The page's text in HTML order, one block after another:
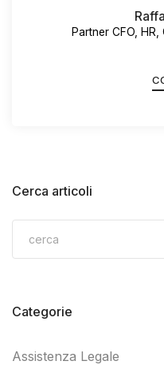
Partner CFO,
Cerca articoli
Categorie
Assistenza Legale